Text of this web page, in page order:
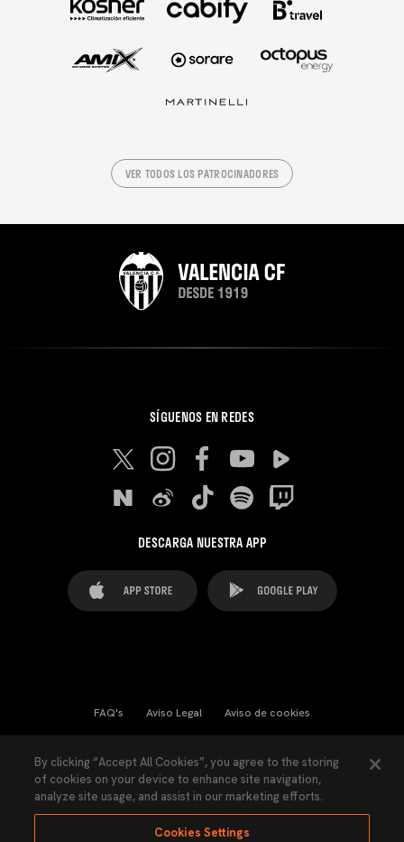
VER TODOS LOS PATROCINADORES
SÍGUENOS EN REDES
DESCARGA NUESTRA APP
FAQ's Aviso Legal Aviso de cookies
Ley Transparencia Política de Privacidad
Accesibilidad
By clicking “Accept All Cookies”, you agree to the storing
of cookies on your device to enhance site navigation,
analyze site usage, and assist in our marketing efforts.
Cookies Settings